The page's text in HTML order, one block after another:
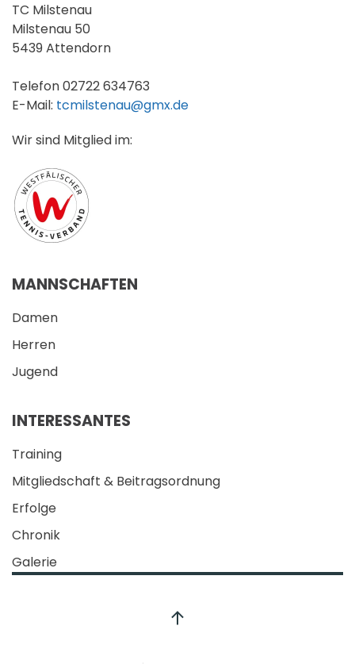
TC Milstenau
Milstenau 50
5439 Attendorn
Telefon 02722 634763
E-Mail: tcmilstenau@gmx.de
Wir sind Mitglied im:
MANNSCHAFTEN
Damen
Herren
Jugend
INTERESSANTES
Training
Mitgliedschaft & Beitragsordnung
Erfolge
Chronik
Galerie